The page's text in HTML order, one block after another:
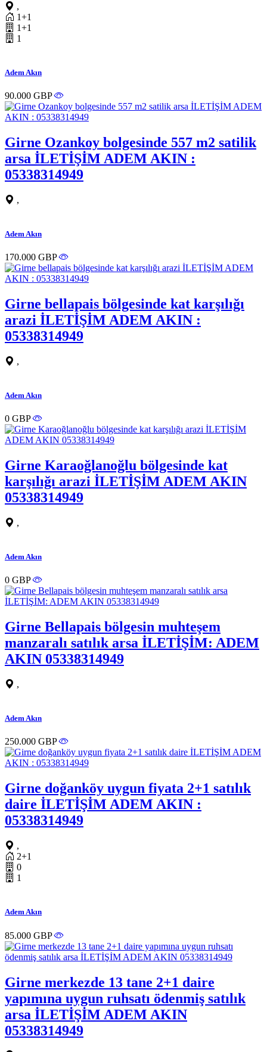
,
1+1
1+1
1
Adem Akın
90.000 GBP
Girne Ozankoy bolgesinde 557 m2 satilik
arsa İLETİŞİM ADEM AKIN :
05338314949
,
Adem Akın
170.000 GBP
Girne bellapais bölgesinde kat karşılığı
arazi İLETİŞİM ADEM AKIN :
05338314949
,
Adem Akın
0 GBP
Girne Karaoğlanoğlu bölgesinde kat
karşılığı arazi İLETİŞİM ADEM AKIN
05338314949
,
Adem Akın
0 GBP
Girne Bellapais bölgesin muhteşem
manzaralı satılık arsa İLETİŞİM: ADEM
AKIN 05338314949
,
Adem Akın
250.000 GBP
Girne doğanköy uygun fiyata 2+1 satılık
daire İLETİŞİM ADEM AKIN :
05338314949
,
2+1
0
1
Adem Akın
85.000 GBP
Girne merkezde 13 tane 2+1 daire
yapımına uygun ruhsatı ödenmiş satılık
arsa İLETİŞİM ADEM AKIN
05338314949